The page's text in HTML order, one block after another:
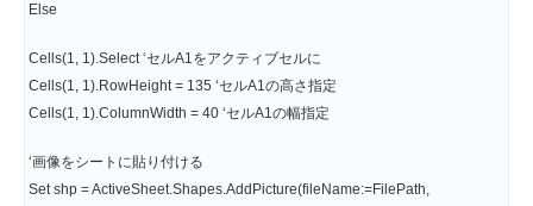
Else
Cells(1, 1).Select ‘セルA1をアクティブセルに
Cells(1, 1).RowHeight = 135 ‘セルA1の高さ指定
Cells(1, 1).ColumnWidth = 40 ‘セルA1の幅指定
‘画像をシートに貼り付ける
Set shp = ActiveSheet.Shapes.AddPicture(fileName:=FilePath,